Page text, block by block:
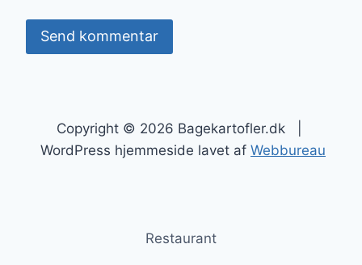
Copyright © 2026 Bagekartofler.dk |
WordPress hjemmeside lavet af Webbureau
Restaurant